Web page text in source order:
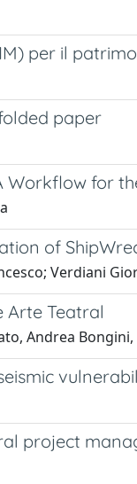
per il
paper
Workflow for
of
Verdiani
Arte Teatral
Andrea
project